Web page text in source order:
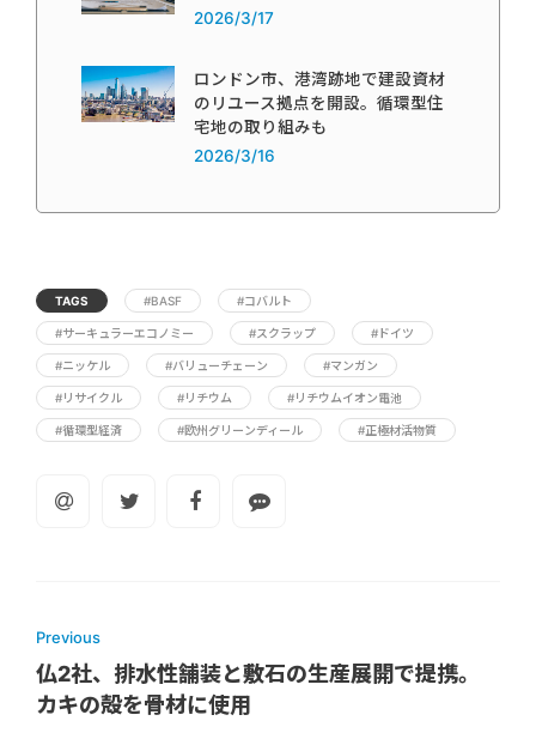
2026/3/17
ロンドン市、港湾跡地で建設資材
のリユース拠点を開設。循環型住
宅地の取り組みも
2026/3/16
TAGS #BASF #コバルト
#サーキュラーエコノミー #スクラップ #ドイツ
#ニッケル #バリューチェーン #マンガン
#リサイクル #リチウム #リチウムイオン電池
#循環型経済 #欧州グリーンディール #正極材活物質
Previous
仏2社、排水性舗装と敷石の生産展開で提携。
カキの殻を骨材に使用